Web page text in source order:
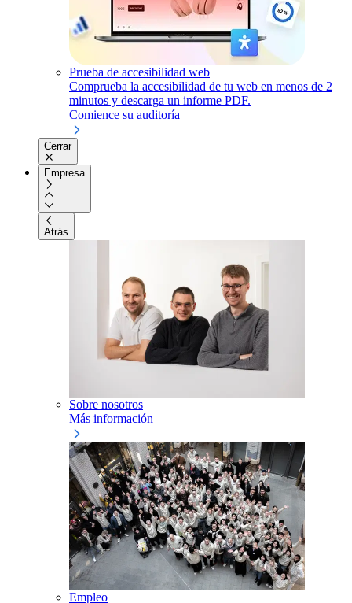
Prueba de accesibilidad web
Comprueba la accesibilidad de tu web en menos de 2
minutos y descarga un informe PDF.
Comience su auditoría
Cerrar
Empresa
Atrás
Sobre nosotros
Más información
Empleo